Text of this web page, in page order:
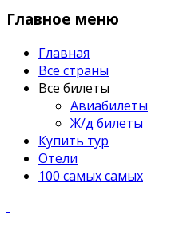
Главное меню
Главная
Все страны
Все билеты
Авиабилеты
Ж/д билеты
Купить тур
Отели
100 самых самых